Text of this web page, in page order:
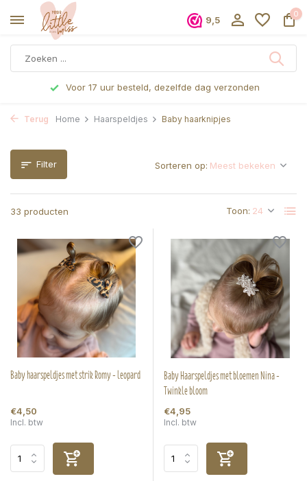
9,5
0
Voor 17 uur besteld, dezelfde dag verzonden
Terug Home Haarspeldjes Baby haarknipjes
Filter
33 producten Toon:
Sorteren op:
Baby haarspeldjes met strik Romy - leopard
€4,50
Incl. btw
Baby Haarspeldjes met bloemen Nina -
Twinkle bloom
€4,95
Incl. btw